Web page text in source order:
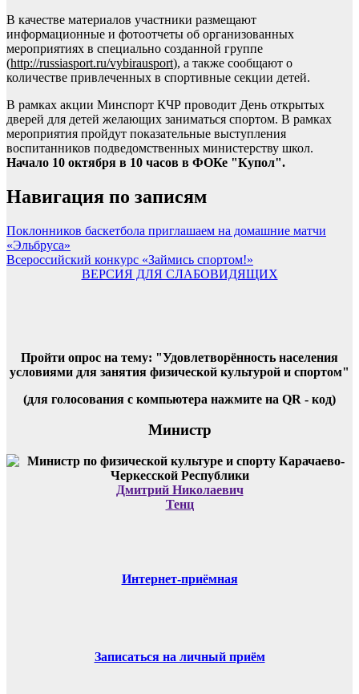
В качестве материалов участники размещают
информационные и фотоотчеты об организованных
мероприятиях в специально созданной группе
(http://russiasport.ru/vybirausport), а также сообщают о
количестве привлеченных в спортивные секции детей.
В рамках акции Минспорт КЧР проводит День открытых
дверей для детей желающих заниматься спортом. В рамках
мероприятия пройдут показательные выступления
воспитанников подведомственных министерству школ.
Начало 10 октября в 10 часов в ФОКе "Купол".
Навигация по записям
Поклонников баскетбола приглашаем на домашние матчи
«Эльбруса»
Всероссийский конкурс «Займись спортом!»
ВЕРСИЯ ДЛЯ СЛАБОВИДЯЩИХ
Пройти опрос на тему: "Удовлетворённость населения
условиями для занятия физической культурой и спортом"
(для голосования с компьютера нажмите на QR - код)
Министр
Дмитрий Николаевич
Тенц
Интернет-приёмная
Записаться на личный приём